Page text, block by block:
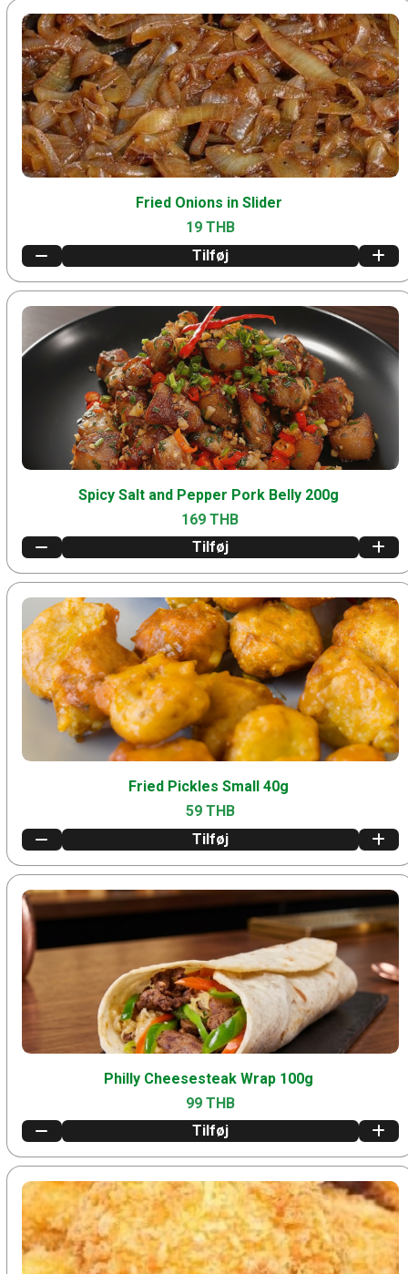
Fried Onions in Slider
19 THB
Tilføj
Spicy Salt and Pepper Pork Belly 200g
169 THB
Tilføj
Fried Pickles Small 40g
59 THB
Tilføj
Philly Cheesesteak Wrap 100g
99 THB
Tilføj